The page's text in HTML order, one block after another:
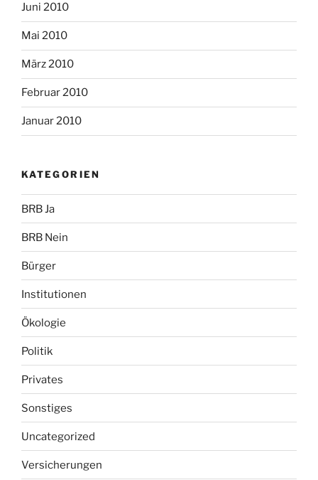
Juni 2010
Mai 2010
März 2010
Februar 2010
Januar 2010
KATEGORIEN
BRB Ja
BRB Nein
Bürger
Institutionen
Ökologie
Politik
Privates
Sonstiges
Uncategorized
Versicherungen